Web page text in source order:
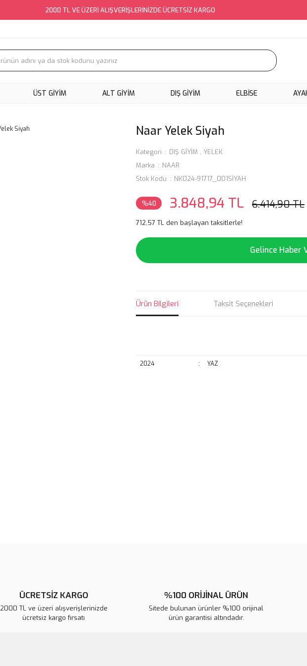
2000 TL VE ÜZERİ ALIŞVERİŞLERİNİZDE ÜCRETSİZ KARGO
ÜST GİYİM ALT GİYİM DIŞ GİYİM ELBİSE
Naar Yelek Siyah
Kategori DIŞ GİYİM , YELEK
Marka
NAAR
Stok Kodu
NK024-91717_001SİYAH
%40 3.848,94 TL 6.414,90 TL
712,57 TL den başlayan taksitlerle!
Gelince Haber
Ürün Bilgileri Taksit Seçenekleri
2024 : YAZ
ÜCRETSİZ KARGO
2000 TL ve üzeri alışverişlerinizde
ücretsiz kargo fırsatı
%100 ORİJİNAL ÜRÜN
Sitede bulunan ürünler %100 orijinal
ürün garantisi altındadır.